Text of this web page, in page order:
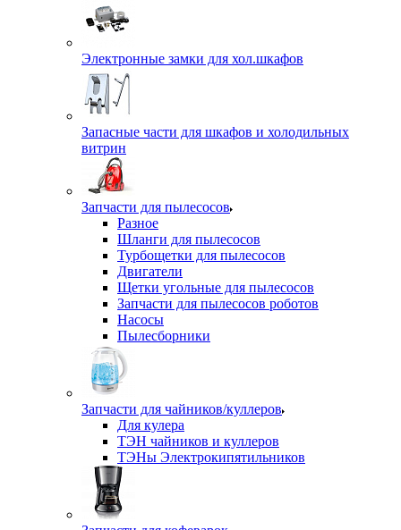
Электронные замки для хол.шкафов
Запасные части для шкафов и холодильных
витрин
Запчасти для пылесосов
Разное
Шланги для пылесосов
Турбощетки для пылесосов
Двигатели
Щетки угольные для пылесосов
Запчасти для пылесосов роботов
Насосы
Пылесборники
Запчасти для чайников/куллеров
Для кулера
ТЭН чайников и куллеров
ТЭНы Электрокипятильников